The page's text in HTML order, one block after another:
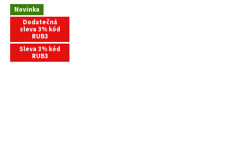
Novinka
Dodatečná
sleva 3% kód
RUB3
Sleva 3% kód
RUB3